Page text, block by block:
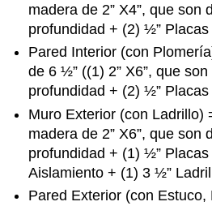
madera de 2” X4”, que son
profundidad + (2) ½” Placas
Pared Interior (con
de 6 ½” ((1) 2” X6”, que
profundidad + (2) ½” Placas
Muro Exterior (con Ladrillo)
madera de 2” X6”, que son
profundidad + (1) ½”
Aislamiento + (1) 3 ½”
Pared Exterior (con Estuco,